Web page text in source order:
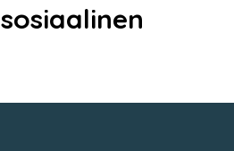
sosiaalinen